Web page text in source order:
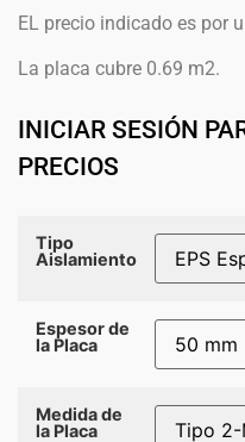
EL precio indicado es por
La placa cubre 0.69 m2.
INICIAR SESIÓN
PRECIOS
Tipo
Aislamiento
Espesor de
la Placa
Medida de
la Placa